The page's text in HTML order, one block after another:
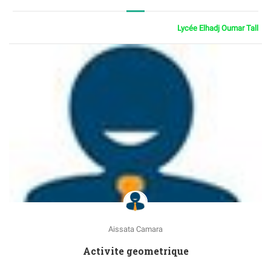
Lycée Elhadj Oumar Tall
Aissata Camara
Activite geometrique